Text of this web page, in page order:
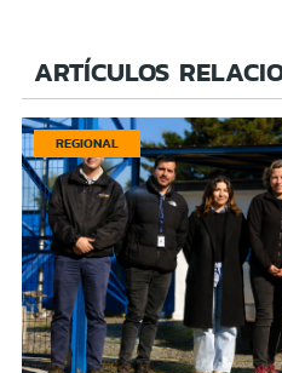
ARTÍCULOS
REGIONAL